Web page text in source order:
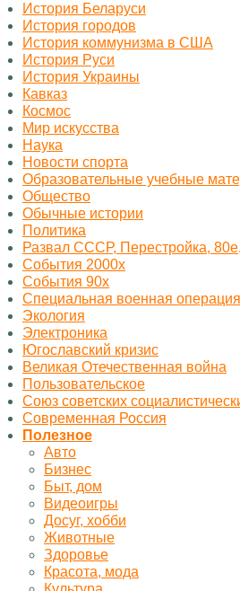
История Беларуси
История городов
История коммунизма в США
История Руси
История Украины
Кавказ
Космос
Миp искусства
Наука
Новости спорта
Образовательные учебные
Общество
Обычные истории
Политика
Развал СССР, Перестройка,
События 2000х
События 90х
Специальная военная операция
Экология
Электроника
Югославский кризис
Великая Отечественная война
Пользовательское
Союз советских
Современная Россия
Полезное
Авто
Бизнес
Быт, дом
Видеоигры
Досуг, хобби
Животные
Здоровье
Красота, мода